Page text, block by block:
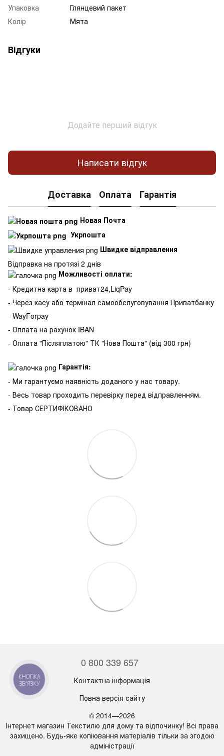
Упаковка
Глянцевий пакет
Колір
Мята
Відгуки
Додайте перший відгук
Написати відгук
Доставка Оплата Гарантія
Новая Почта
Укрпошта
Швидке відправлення
Відправка на протязі 2 днів
Можливості оплати:
- Кредитна карта в приват24,LiqPay
- Через касу або термінал самообслуговування Приватбанку
- WayForpay
- Оплата на рахунок IBAN
- Оплата "Післяплатою" ТК "Нова Пошта" (від 300 грн)
Гарантія:
- Ми гарантуємо наявність доданого у нас товару.
- Весь товар проходить перевірку перед відправленням.
- Товар СЕРТИФІКОВАНО
0 800 339 657
Контактна інформація
Повна версія сайту
© 2014—2026
Інтернет магазин Текстилю для дому та відпочинку! Всі права
захищено. Будь-яке копіювання матеріалів тільки за згодою
адміністрації
КНОПКА
ЗВ'ЯЗКУ